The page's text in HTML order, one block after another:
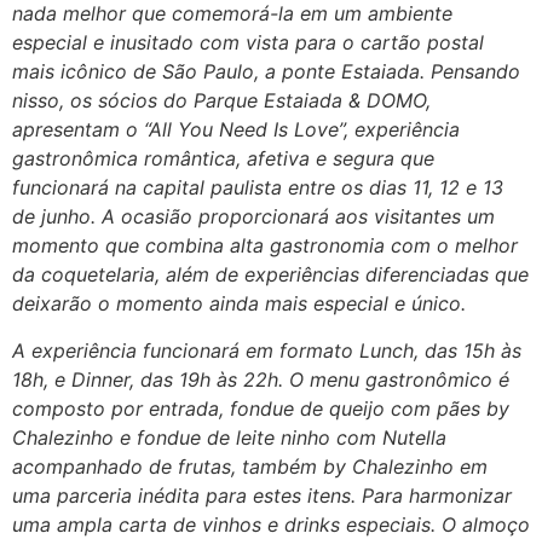
nada melhor que comemorá-la em um ambiente
especial e inusitado com vista para o cartão postal
mais icônico de São Paulo, a ponte Estaiada. Pensando
nisso, os sócios do Parque Estaiada & DOMO,
apresentam o “All You Need Is Love”, experiência
gastronômica romântica, afetiva e segura que
funcionará na capital paulista entre os dias 11, 12 e 13
de junho. A ocasião proporcionará aos visitantes um
momento que combina alta gastronomia com o melhor
da coquetelaria, além de experiências diferenciadas que
deixarão o momento ainda mais especial e único.
A experiência funcionará em formato Lunch, das 15h às
18h, e Dinner, das 19h às 22h. O menu gastronômico é
composto por entrada, fondue de queijo com pães by
Chalezinho e fondue de leite ninho com Nutella
acompanhado de frutas, também by Chalezinho em
uma parceria inédita para estes itens. Para harmonizar
uma ampla carta de vinhos e drinks especiais. O almoço